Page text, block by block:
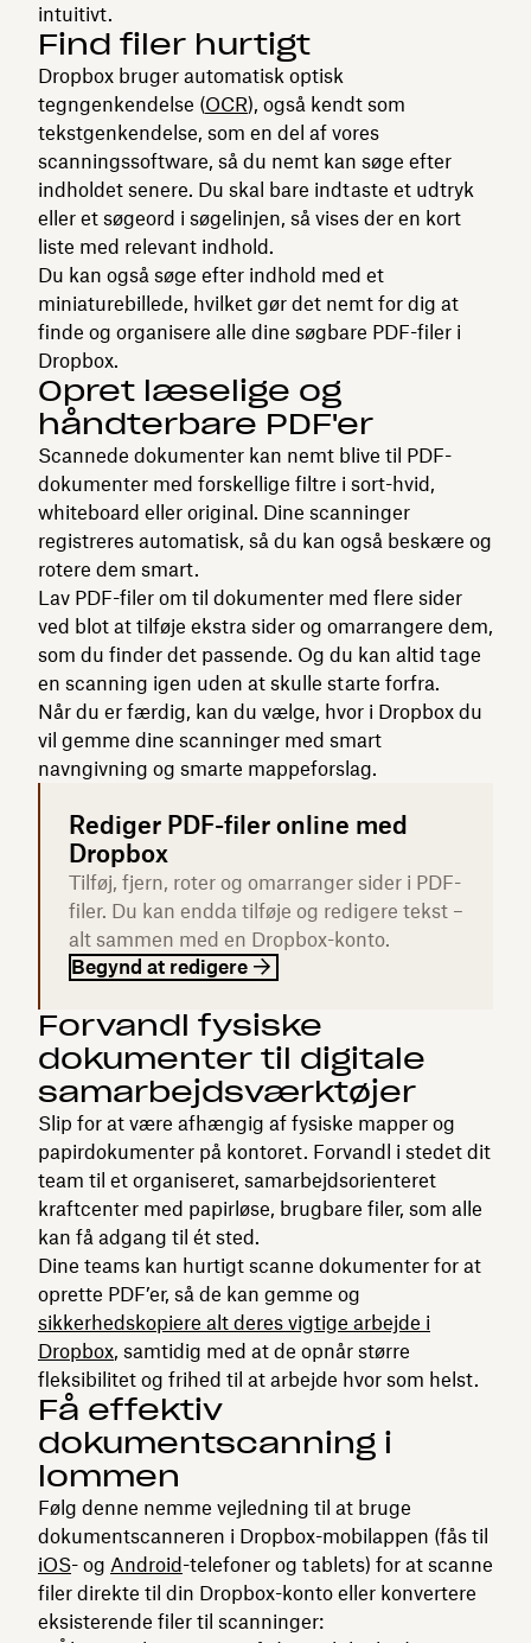
intuitivt.
Find filer hurtigt
Dropbox bruger automatisk optisk
tegngenkendelse (OCR), også kendt som
tekstgenkendelse, som en del af vores
scanningssoftware, så du nemt kan søge efter
indholdet senere. Du skal bare indtaste et udtryk
eller et søgeord i søgelinjen, så vises der en kort
liste med relevant indhold.
Du kan også søge efter indhold med et
miniaturebillede, hvilket gør det nemt for dig at
finde og organisere alle dine søgbare PDF-filer i
Dropbox.
Opret læselige og
håndterbare PDF'er
Scannede dokumenter kan nemt blive til PDF-
dokumenter med forskellige filtre i sort-hvid,
whiteboard eller original. Dine scanninger
registreres automatisk, så du kan også beskære og
rotere dem smart.
Lav PDF-filer om til dokumenter med flere sider
ved blot at tilføje ekstra sider og omarrangere dem,
som du finder det passende. Og du kan altid tage
en scanning igen uden at skulle starte forfra.
Når du er færdig, kan du vælge, hvor i Dropbox du
vil gemme dine scanninger med smart
navngivning og smarte mappeforslag.
Rediger PDF-filer online med
Dropbox
Tilføj, fjern, roter og omarranger sider i PDF-
filer. Du kan endda tilføje og redigere tekst –
alt sammen med en Dropbox-konto.
Begynd at redigere
Forvandl fysiske
dokumenter til digitale
samarbejdsværktøjer
Slip for at være afhængig af fysiske mapper og
papirdokumenter på kontoret. Forvandl i stedet dit
team til et organiseret, samarbejdsorienteret
kraftcenter med papirløse, brugbare filer, som alle
kan få adgang til ét sted.
Dine teams kan hurtigt scanne dokumenter for at
oprette PDF’er, så de kan gemme og
sikkerhedskopiere alt deres vigtige arbejde i
Dropbox, samtidig med at de opnår større
fleksibilitet og frihed til at arbejde hvor som helst.
Få effektiv
dokumentscanning i
lommen
Følg denne nemme vejledning til at bruge
dokumentscanneren i Dropbox-mobilappen (fås til
iOS- og Android-telefoner og tablets) for at scanne
filer direkte til din Dropbox-konto eller konvertere
eksisterende filer til scanninger: